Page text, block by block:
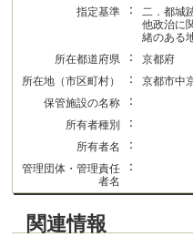
指定基準 ：
二．都城
他政治に
緒のある
所在都道府県
：
京都府
所在地（市区町村）
：
京都市中
保管施設の名称
：
所有者種別 ：
所有者名 ：
管理団体・管理責任
者名
：
関連情報